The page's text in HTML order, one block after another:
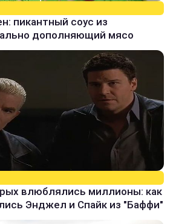
пикантный соус из
дополняющий мясо
влюблялись миллионы: как
Энджел и Спайк из "Баффи"